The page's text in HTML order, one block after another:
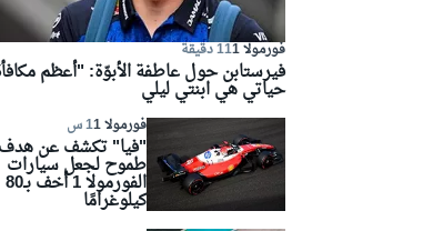
فورمولا 1 11 دقيقة
فيرستابن حول عاطفة الأبوّة: "أعظم
حياتي هي ابنتي ليلي
فورمولا 1 1 س
"فيا" تكشف عن هدف
طموح لجعل سيارات
الفورمولا 1 أخف بـ80
كيلوغرامًا